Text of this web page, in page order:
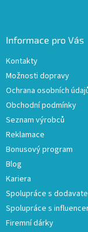
Informace pro Vás
Kontakty
Možnosti dopravy
Ochrana osobních
Obchodní podmínky
Seznam výrobců
Reklamace
Bonusový program
Blog
Kariera
Spolupráce s
Spolupráce s
Firemní dárky